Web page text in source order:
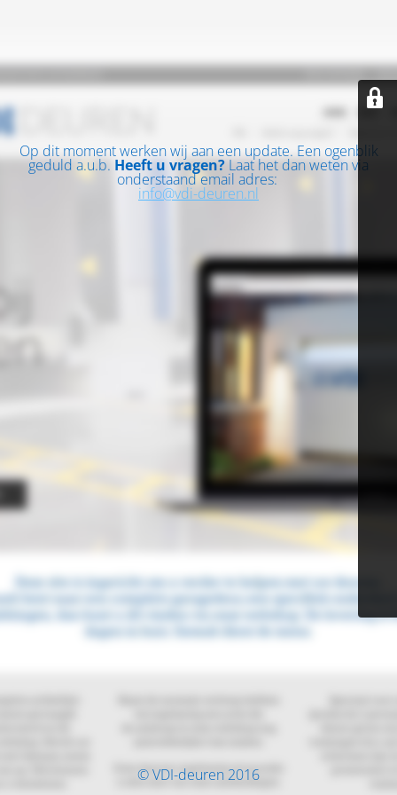
Op dit moment werken wij aan een update. Een ogenblik
geduld a.u.b. Heeft u vragen? Laat het dan weten via
onderstaand email adres:
info@vdi-deuren.nl
© VDI-deuren 2016